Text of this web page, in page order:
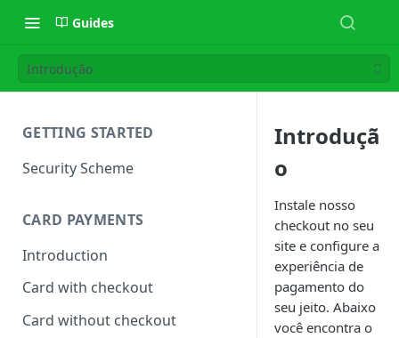
Guides
Introdução
GETTING STARTED
Security Scheme
CARD PAYMENTS
Introduction
Card with checkout
Card without checkout
Introduçã
o
Instale nosso
checkout no seu
site e configure a
experiência de
pagamento do
seu jeito. Abaixo
você encontra o